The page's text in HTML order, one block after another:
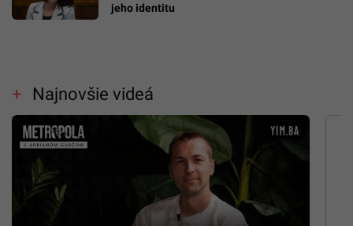
jeho identitu
Najnovšie videá